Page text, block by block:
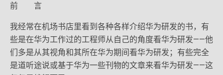
前 言
我经常在机场书店里看到各种各样介绍华为研发的书，有
些是在华为工作过的工程师从自己的角度看华为研发——他
们多是从其视角和其所在华为期间看华为研发；有些完全
是道听途说或基于华为一些刊物的文章来看华为研发——这